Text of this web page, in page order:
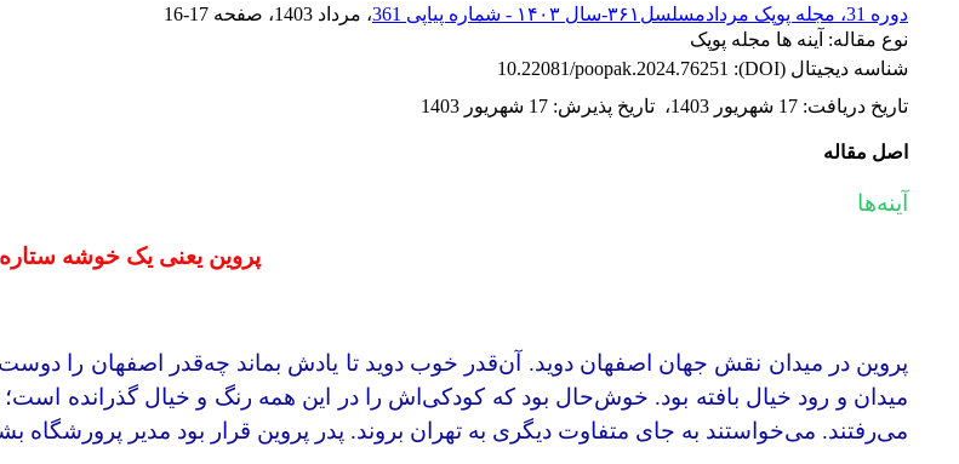
دوره 31، مجله پوپک مردادمسلسل۳۶۱-سال ۱۴۰۳ - شماره پیاپی 361
، مرداد 1403 ، صفحه 16-17
نوع مقاله: آینه ها مجله پوپک
شناسه دیجیتال (DOI):
10.22081/poopak.2024.76251
تاریخ دریافت: 17 شهریور 1403 ، تاریخ پذیرش: 17 شهریور 1403
اصل مقاله
آینه‌ها
پروین یعنی یک خوشه ستاره
پروین در میدان نقش جهان اصفهان دوید. آن‌قدر خوب دوید تا یادش بماند چه‌قدر اصفهان را
میدان و رود خیال بافته بود. خوش‌حال بود که کودکی‌اش را در این همه رنگ و خیال گذرانده است؛
می‌رفتند. می‌خواستند به جای متفاوت دیگری به تهران بروند. پدر پروین قرار بود مدیر پرورشگاه